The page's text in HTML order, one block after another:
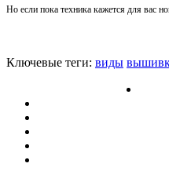
Но если пока техника кажется для вас
Ключевые теги: виды